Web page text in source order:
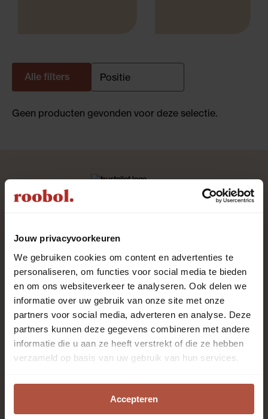
Jouw privacyvoorkeuren
We gebruiken cookies om content en advertenties te
personaliseren, om functies voor social media te bieden
en om ons websiteverkeer te analyseren. Ook delen we
informatie over uw gebruik van onze site met onze
partners voor social media, adverteren en analyse. Deze
partners kunnen deze gegevens combineren met andere
informatie die u aan ze heeft verstrekt of die ze hebben
verzameld op basis van uw gebruik van hun services.
Accepteren
Alle filters
Geen producten gevonden voor deze selectie.
Roobol is al meer dan 80 jaar specialist in vloeren en
raambekleding met het beste advies en de beste
service. Kom langs in één van de 28 winkels. Onze
enthousiaste adviseurs staan voor je klaar!
Altijd als eerste op de
hoogte zijn?